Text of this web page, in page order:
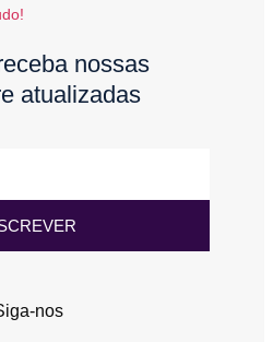
nossas
atualizadas
nos